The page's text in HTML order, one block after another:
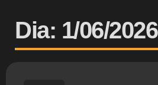
Dia: 1/06/2026